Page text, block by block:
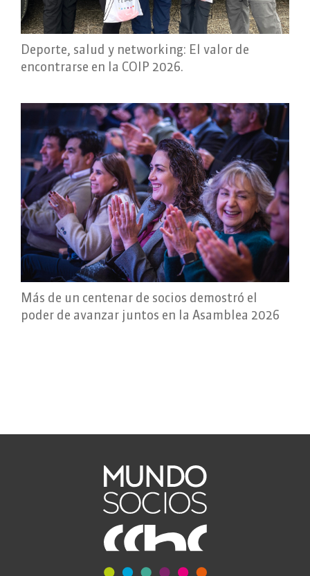
Deporte, salud y networking: El valor de
encontrarse en la COIP 2026.
Más de un centenar de socios demostró el
poder de avanzar juntos en la Asamblea 2026